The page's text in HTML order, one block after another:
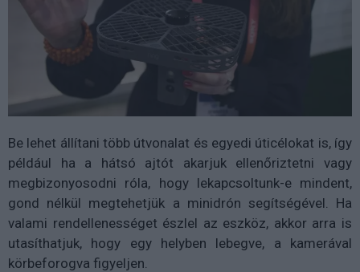
Be lehet állítani több útvonalat és egyedi úticélokat is, így
például ha a hátsó ajtót akarjuk ellenőriztetni vagy
megbizonyosodni róla, hogy lekapcsoltunk-e mindent,
gond nélkül megtehetjük a minidrón segítségével. Ha
valami rendellenességet észlel az eszköz, akkor arra is
utasíthatjuk, hogy egy helyben lebegve, a kamerával
körbeforogva figyeljen.